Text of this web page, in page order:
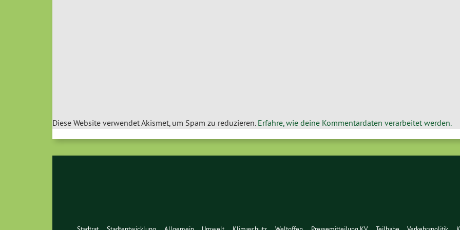
Diese Website verwendet Akismet, um Spam zu reduzieren. Erfahre, wie deine Kommentardaten verarbeitet werden.